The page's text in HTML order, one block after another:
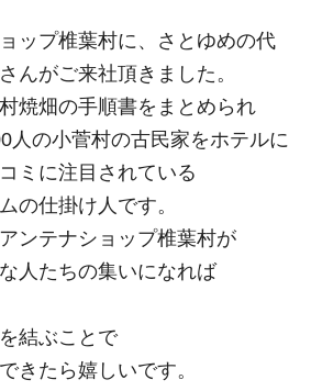
ップ椎葉村に、さとゆめの代
んがご来社頂きました。
焼畑の手順書をまとめられ
人の小菅村の古民家をホテルに
ミに注目されている
の仕掛け人です。
ンテナショップ椎葉村が
人たちの集いになれば
結ぶことで
きたら嬉しいです。